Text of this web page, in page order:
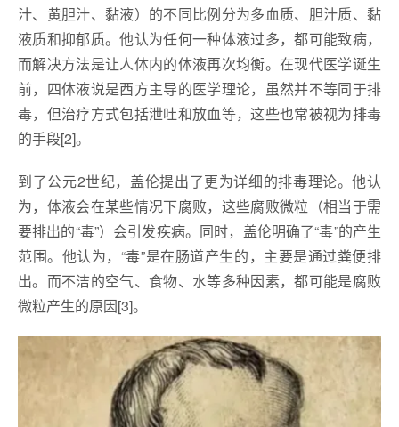
汁、黄胆汁、黏液）的不同比例分为多血质、胆汁质、黏
液质和抑郁质。他认为任何一种体液过多，都可能致病，
而解决方法是让人体内的体液再次均衡。在现代医学诞生
前，四体液说是西方主导的医学理论，虽然并不等同于排
毒，但治疗方式包括泄吐和放血等，这些也常被视为排毒
的手段[2]。
到了公元2世纪，盖伦提出了更为详细的排毒理论。他认
为，体液会在某些情况下腐败，这些腐败微粒（相当于需
要排出的“毒”）会引发疾病。同时，盖伦明确了“毒”的产生
范围。他认为，“毒”是在肠道产生的，主要是通过粪便排
出。而不洁的空气、食物、水等多种因素，都可能是腐败
微粒产生的原因[3]。